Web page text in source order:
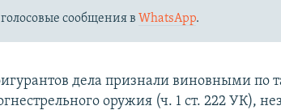
сообщения вWhatsApp.
дела признали виновными по
оружия (ч. 1 ст. 222 УК),